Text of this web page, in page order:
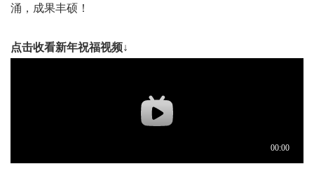
涌，成果丰硕！
点击收看新年祝福视频↓